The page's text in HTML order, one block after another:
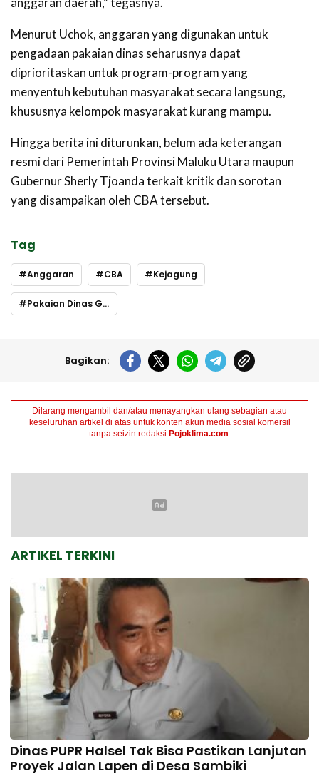
Menurut Uchok, anggaran yang digunakan untuk
pengadaan pakaian dinas seharusnya dapat
diprioritaskan untuk program-program yang
menyentuh kebutuhan masyarakat secara langsung,
khususnya kelompok masyarakat kurang mampu.
Hingga berita ini diturunkan, belum ada keterangan
resmi dari Pemerintah Provinsi Maluku Utara maupun
Gubernur Sherly Tjoanda terkait kritik dan sorotan
yang disampaikan oleh CBA tersebut.
Tag
Anggaran CBA Kejagung
Pakaian Dinas Gubernur Maluku Utara
Bagikan:
Dilarang mengambil dan/atau menayangkan ulang sebagian atau
keseluruhan artikel di atas untuk konten akun media sosial komersil
tanpa seizin redaksi Pojoklima.com
ARTIKEL TERKINI
Dinas PUPR Halsel Tak Bisa Pastikan Lanjutan
Proyek Jalan Lapen di Desa Sambiki